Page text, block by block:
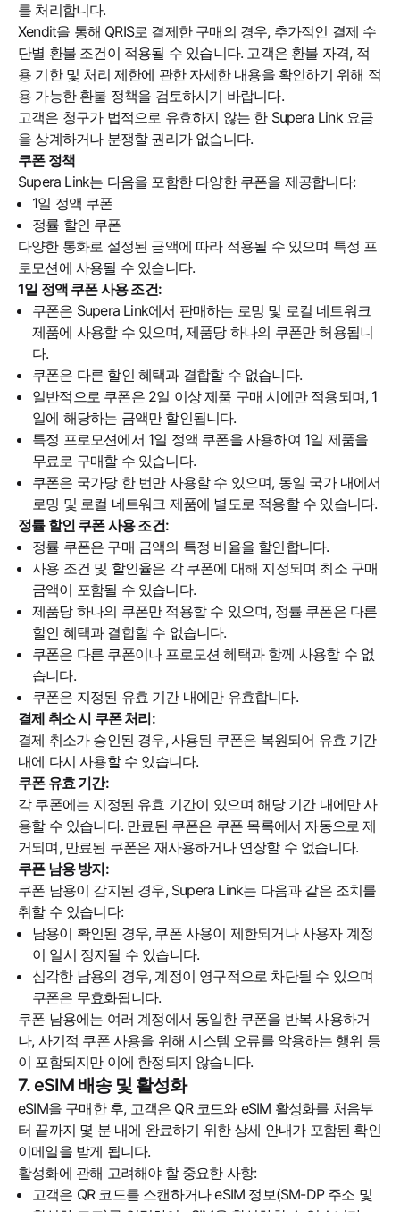
를 처리합니다.
Xendit을 통해 QRIS로 결제한 구매의 경우, 추가적인 결제 수
단별 환불 조건이 적용될 수 있습니다. 고객은 환불 자격, 적
용 기한 및 처리 제한에 관한 자세한 내용을 확인하기 위해 적
용 가능한 환불 정책을 검토하시기 바랍니다.
고객은 청구가 법적으로 유효하지 않는 한 Supera Link 요금
을 상계하거나 분쟁할 권리가 없습니다.
쿠폰 정책
Supera Link는 다음을 포함한 다양한 쿠폰을 제공합니다:
1일 정액 쿠폰
정률 할인 쿠폰
다양한 통화로 설정된 금액에 따라 적용될 수 있으며 특정 프
로모션에 사용될 수 있습니다.
1일 정액 쿠폰 사용 조건:
쿠폰은 Supera Link에서 판매하는 로밍 및 로컬 네트워크
제품에 사용할 수 있으며, 제품당 하나의 쿠폰만 허용됩니
다.
쿠폰은 다른 할인 혜택과 결합할 수 없습니다.
일반적으로 쿠폰은 2일 이상 제품 구매 시에만 적용되며, 1
일에 해당하는 금액만 할인됩니다.
특정 프로모션에서 1일 정액 쿠폰을 사용하여 1일 제품을
무료로 구매할 수 있습니다.
쿠폰은 국가당 한 번만 사용할 수 있으며, 동일 국가 내에서
로밍 및 로컬 네트워크 제품에 별도로 적용할 수 있습니다.
정률 할인 쿠폰 사용 조건:
정률 쿠폰은 구매 금액의 특정 비율을 할인합니다.
사용 조건 및 할인율은 각 쿠폰에 대해 지정되며 최소 구매
금액이 포함될 수 있습니다.
제품당 하나의 쿠폰만 적용할 수 있으며, 정률 쿠폰은 다른
할인 혜택과 결합할 수 없습니다.
쿠폰은 다른 쿠폰이나 프로모션 혜택과 함께 사용할 수 없
습니다.
쿠폰은 지정된 유효 기간 내에만 유효합니다.
결제 취소 시 쿠폰 처리:
결제 취소가 승인된 경우, 사용된 쿠폰은 복원되어 유효 기간
내에 다시 사용할 수 있습니다.
쿠폰 유효 기간:
각 쿠폰에는 지정된 유효 기간이 있으며 해당 기간 내에만 사
용할 수 있습니다. 만료된 쿠폰은 쿠폰 목록에서 자동으로 제
거되며, 만료된 쿠폰은 재사용하거나 연장할 수 없습니다.
쿠폰 남용 방지:
쿠폰 남용이 감지된 경우, Supera Link는 다음과 같은 조치를
취할 수 있습니다:
남용이 확인된 경우, 쿠폰 사용이 제한되거나 사용자 계정
이 일시 정지될 수 있습니다.
심각한 남용의 경우, 계정이 영구적으로 차단될 수 있으며
쿠폰은 무효화됩니다.
쿠폰 남용에는 여러 계정에서 동일한 쿠폰을 반복 사용하거
나, 사기적 쿠폰 사용을 위해 시스템 오류를 악용하는 행위 등
이 포함되지만 이에 한정되지 않습니다.
7. eSIM 배송 및 활성화
eSIM을 구매한 후, 고객은 QR 코드와 eSIM 활성화를 처음부
터 끝까지 몇 분 내에 완료하기 위한 상세 안내가 포함된 확인
이메일을 받게 됩니다.
활성화에 관해 고려해야 할 중요한 사항:
고객은 QR 코드를 스캔하거나 eSIM 정보(SM-DP 주소 및